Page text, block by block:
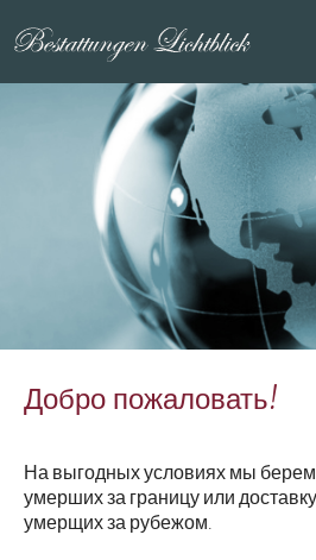
Добро пожаловать!
На выгодных условиях мы берем
умерших за границу или
умерщих за рубежом.